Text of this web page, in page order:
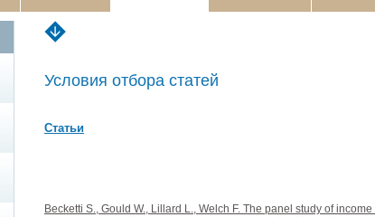
Условия отбора статей
Статьи
Becketti S., Gould W., Lillard L., Welch F. The panel study of